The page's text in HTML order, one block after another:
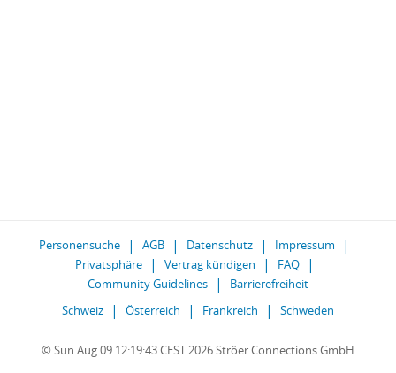
Personensuche AGB Datenschutz
Impressum
Privatsphäre
Vertrag kündigen
FAQ
Community Guidelines
Barrierefreiheit
Schweiz
Österreich Frankreich Schweden
© Sun Aug 09 12:19:43 CEST 2026 Ströer Connections GmbH